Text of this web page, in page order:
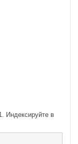
Индексируйте в